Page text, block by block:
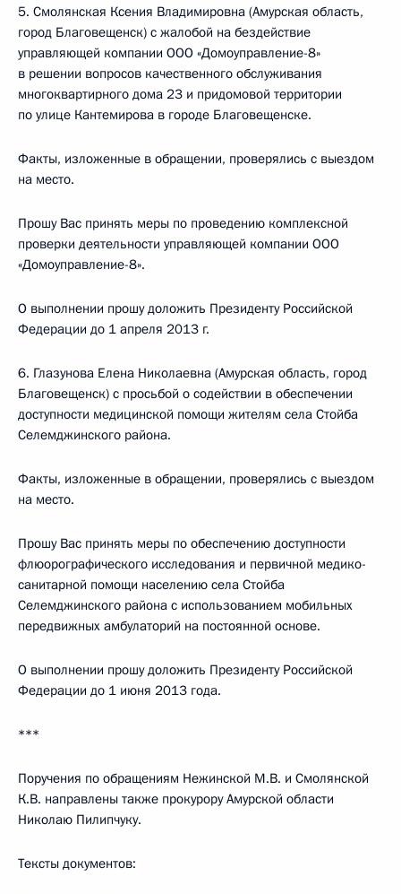
5. Смолянская Ксения Владимировна (Амурская область,
город Благовещенск) с жалобой на бездействие
управляющей компании ООО «Домоуправление-8»
в решении вопросов качественного обслуживания
многоквартирного дома 23 и придомовой территории
по улице Кантемирова в городе Благовещенске.
Факты, изложенные в обращении, проверялись с выездом
на место.
Прошу Вас принять меры по проведению комплексной
проверки деятельности управляющей компании ООО
«Домоуправление-8».
О выполнении прошу доложить Президенту Российской
Федерации до 1 апреля 2013 г.
6. Глазунова Елена Николаевна (Амурская область, город
Благовещенск) с просьбой о содействии в обеспечении
доступности медицинской помощи жителям села Стойба
Селемджинского района.
Факты, изложенные в обращении, проверялись с выездом
на место.
Прошу Вас принять меры по обеспечению доступности
флюорографического исследования и первичной медико-
санитарной помощи населению села Стойба
Селемджинского района с использованием мобильных
передвижных амбулаторий на постоянной основе.
О выполнении прошу доложить Президенту Российской
Федерации до 1 июня 2013 года.
***
Поручения по обращениям Нежинской М.В. и Смолянской
К.В. направлены также прокурору Амурской области
Николаю Пилипчуку.
Тексты документов: